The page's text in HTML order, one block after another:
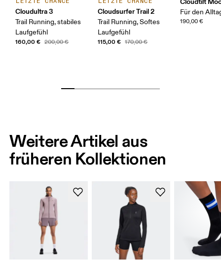
Cloudultra 3
Trail Running, stabiles
Laufgefühl
160,00 € 200,00 €
Cloudsurfer Trail 2
Trail Running, Softes
Laufgefühl
115,00 € 170,00 €
Für den
190,00 €
Weitere Artikel aus
früheren Kollektionen